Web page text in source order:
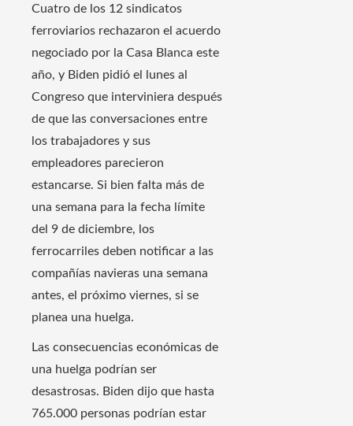
Cuatro de los 12 sindicatos
ferroviarios rechazaron el acuerdo
negociado por la Casa Blanca este
año, y Biden pidió el lunes al
Congreso que interviniera después
de que las conversaciones entre
los trabajadores y sus
empleadores parecieron
estancarse. Si bien falta más de
una semana para la fecha límite
del 9 de diciembre, los
ferrocarriles deben notificar a las
compañías navieras una semana
antes, el próximo viernes, si se
planea una huelga.
Las consecuencias económicas de
una huelga podrían ser
desastrosas. Biden dijo que hasta
765.000 personas podrían estar